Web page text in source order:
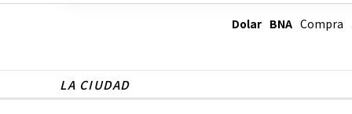
Dolar BNACompra
LA CIUDAD